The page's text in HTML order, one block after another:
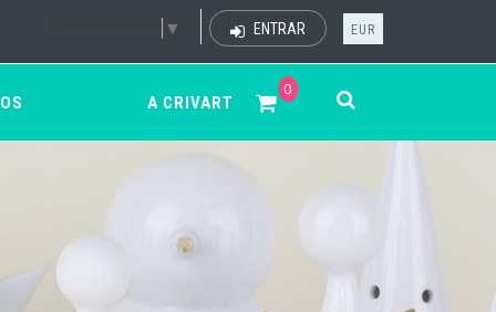
▼ ENTRAR EUR
0
A CRIVART